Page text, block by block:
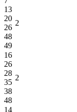
13
20
26
48
49
2
16
26
28
35
38
48
2
14